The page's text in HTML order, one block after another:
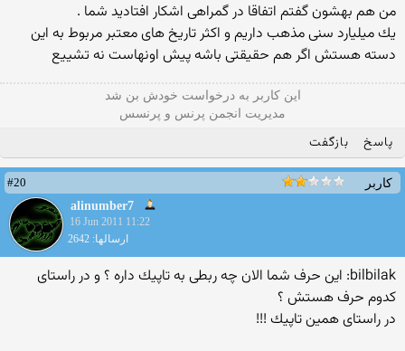
من هم بهشون گفتم اتفاقا در گمراهی اشكار افتادید شما .
یك میلیارد سنی مذهب داریم و اكثر تاریخ های معتبر مربوط به این
دسته هستش اگر هم حقیقتی باشه پیش اونهاست نه تشییع
این كاربر به درخواست خودش بن شد
مدیریت انجمن پرنس و پرنسس
پاسخ بازگفت
کاربر
#20
alinumber7
16 Jun 2011 11:22
ارسالها: 2642
bilbilak: این حرف شما الان چه ربطی به تاپیك داره ؟ و در راستای
كدوم حرف هستش ؟
در راستای همین تاپیك !!!